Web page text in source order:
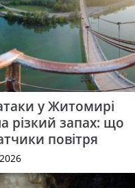
у Житомирі
різкий запах: що
повітря